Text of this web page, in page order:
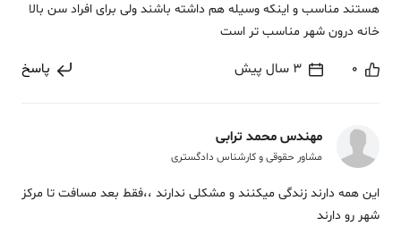
هستند مناسب و اینکه وسیله هم داشته باشند ولی برای افراد سن بالا
خانه درون شهر مناسب تر است
0 3 سال پیش پاسخ
مهندس محمد ترابی
مشاور حقوقی و کارشناس دادگستری
این همه دارند زندگی میکنند و مشکلی ندارند ،،فقط بعد مسافت تا مرکز
شهر رو دارند